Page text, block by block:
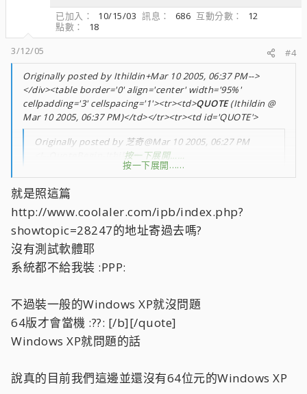
已加入
10/15/03 訊息 686 互動分數
12
點數
18
3/12/05
#4
Originally posted by Ithildin+Mar 10 2005, 06:37 PM-->
</div><table border='0' align='center' width='95%'
cellpadding='3' cellspacing='1'><tr><td>QUOTE(Ithildin @
Mar 10 2005, 06:37 PM)</td></tr><tr><td id='QUOTE'>
Originally posted by 芝奇@Mar 10 2005, 06:27 PM
<!--QuoteBegin-Ithildin按一下展開……
@Mar 10 2005, 06:10 PM
我買了一組新模組的記憶體(DDR400 2-3-3-6那個)
其中有一條好像有點問題
我安裝XP64位元版的時候單插這條或是雙通道會掛
另一條OK
這樣送修我是要一組一起寄過去還是寄這隻就好?
小弟幫你測一下
按一下展開……
就是照這篇
http://www.coolaler.com/ipb/index.php?
showtopic=28247的地址寄過去嗎?
沒有測試軟體耶
系統都不給我裝 :PPP:
不過裝一般的Windows XP就沒問題
64版才會當機 :??: [/b][/quote]
Windows XP就問題的話
說真的目前我們這邊並還沒有64位元的Windows XP